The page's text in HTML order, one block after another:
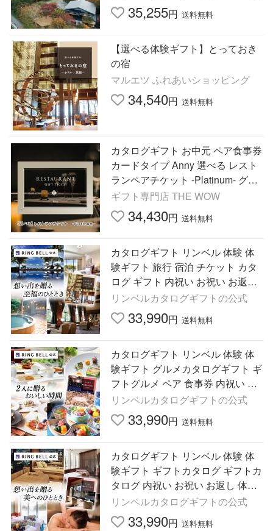
35,255円 送料無料
【選べる体験ギフト】とっておき
の宿
マルエツ ふれあいショッピング
34,540円 送料無料
カタログギフト お中元 ペア食事券
カードタイプ Anny 選べる レスト
ランペアチケット -Platinum- グル
メ 記念日 結婚祝い 内祝い 引き出
物 プレゼント 即日発送
ギフト専門店 THE WOW
34,430円 送料無料
カタログギフト リンベル 体験 体
験ギフト 旅行 宿泊 チケット カタ
ログ ギフト 内祝い お祝い お返し
体験型 宿泊券 温泉 とっておきの
宿コース X894-001
リンベルカタログギフトの公式
33,990円 送料無料
カタログギフト リンベル 体験 体
験ギフト グルメカタログギフト ギ
フトグルメ ペア 食事券 内祝い お
祝い お返し 体験型 食を讃えるひ
とときコース X894-036
リンベルカタログギフトの公式
33,990円 送料無料
カタログギフト リンベル 体験 体
験ギフト ギフトカタログ ギフトカ
タログ 内祝い お祝い お返し 体験
型 珠玉の美技が選べる 贅沢ホテル
スパコース X894-032
リンベルカタログギフトの公式
33,990円 送料無料